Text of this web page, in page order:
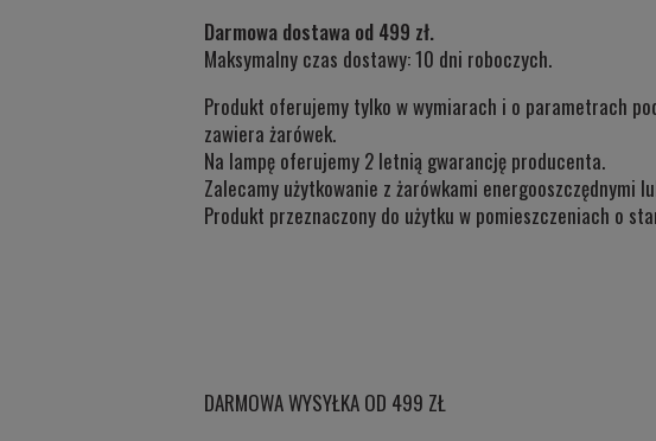
Darmowa dostawa od 499 zł.
Maksymalny czas dostawy: 10 dni roboczych.
Produkt oferujemy tylko w wymiarach i o parametrach
zawiera żarówek.
Na lampę oferujemy 2 letnią gwarancję producenta.
Zalecamy użytkowanie z żarówkami energooszczędnymi
Produkt przeznaczony do użytku w pomieszczeniach o
DARMOWA WYSYŁKA OD 499 ZŁ